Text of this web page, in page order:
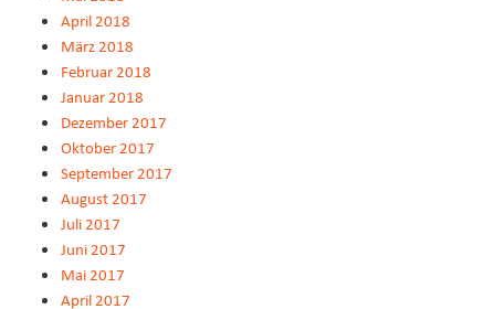
April 2018
März 2018
Februar 2018
Januar 2018
Dezember 2017
Oktober 2017
September 2017
August 2017
Juli 2017
Juni 2017
Mai 2017
April 2017